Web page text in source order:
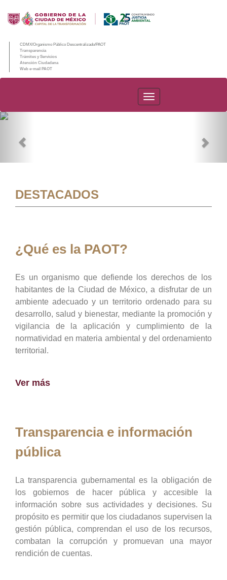
CDMX/Organismo Público Descentralizado/PAOT
Transparencia
Trámites y Servicios
Atención Ciudadana
Web e-mail PAOT
PAOT
DESTACADOS
¿Qué es la PAOT?
Es un organismo que defiende los derechos de los
habitantes de la Ciudad de México, a disfrutar de un
ambiente adecuado y un territorio ordenado para su
desarrollo, salud y bienestar, mediante la promoción y
vigilancia de la aplicación y cumplimiento de la
normatividad en materia ambiental y del ordenamiento
territorial.
Ver más
Transparencia e información
pública
La transparencia gubernamental es la obligación de
los gobiernos de hacer pública y accesible la
información sobre sus actividades y decisiones. Su
propósito es permitir que los ciudadanos supervisen la
gestión pública, comprendan el uso de los recursos,
combatan la corrupción y promuevan una mayor
rendición de cuentas.